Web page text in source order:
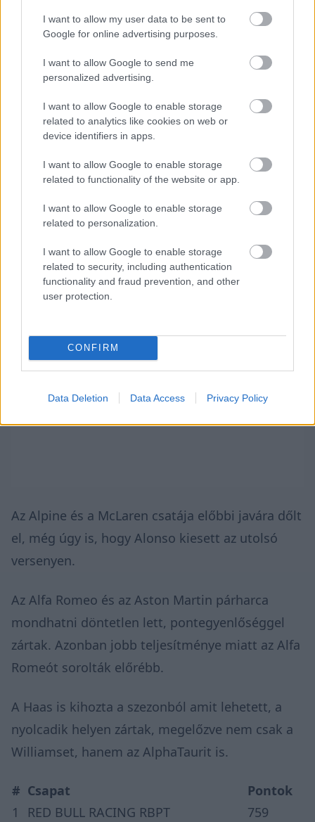
I want to allow my user data to be sent to
Google for online advertising purposes.
I want to allow Google to send me
personalized advertising.
I want to allow Google to enable storage
related to analytics like cookies on web or
device identifiers in apps.
I want to allow Google to enable storage
related to functionality of the website or app.
I want to allow Google to enable storage
related to personalization.
I want to allow Google to enable storage
related to security, including authentication
functionality and fraud prevention, and other
user protection.
CONFIRM
Data Deletion Data Access Privacy Policy
Ami pedig a konstruktőröket illet…
205 pontos előnnyel zárt az élen a csapatok közt
fellélegezhet, mert egy ideig úgy tűnt, hogy a
Az Alpine és a McLaren csatája előbbi javára dőlt
el, még úgy is, hogy Alonso kiesett az utolsó
versenyen.
Az Alfa Romeo és az Aston Martin párharca
mondhatni döntetlen lett, pontegyenlőséggel
zártak. Azonban jobb teljesítménye miatt az Alfa
Romeót sorolták előrébb.
A Haas is kihozta a szezonból amit lehetett, a
nyolcadik helyen zártak, megelőzve nem csak a
Williamset, hanem az AlphaTaurit is.
# Csapat
Pontok
1
RED BULL RACING RBPT 759